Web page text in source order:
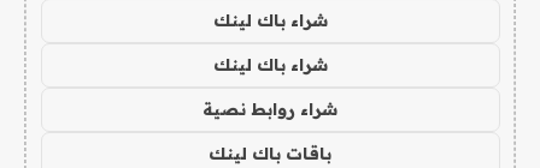
شراء باك لينك
شراء باك لينك
شراء روابط نصية
باقات باك لينك